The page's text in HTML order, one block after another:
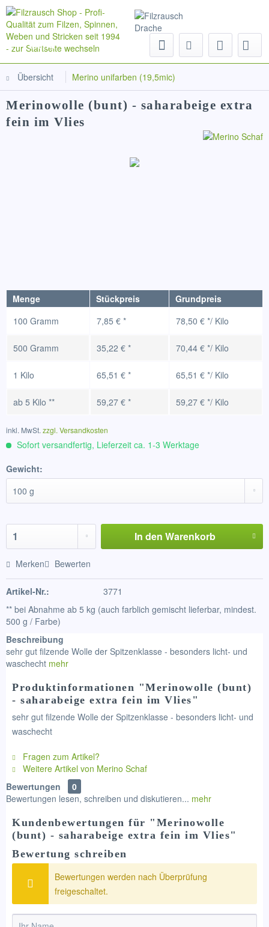
Menü
Übersicht Merino unifarben (19,5mic)
Merinowolle (bunt) - saharabeige extra
fein im Vlies
Menge Stückpreis
Grundpreis
100 Gramm
7,85 € * 78,50 € */ Kilo
500 Gramm 35,22 € * 70,44 € */ Kilo
1 Kilo 65,51 € * 65,51 € */ Kilo
ab 5 Kilo ** 59,27 € * 59,27 € */ Kilo
inkl. MwSt. zzgl. Versandkosten
Sofort versandfertig, Lieferzeit ca. 1-3 Werktage
Gewicht:
In den Warenkorb
Merken Bewerten
Artikel-Nr.:
3771
** bei Abnahme ab 5 kg (auch farblich gemischt lieferbar, mindest.
500 g / Farbe)
Beschreibung
sehr gut filzende Wolle der Spitzenklasse - besonders licht- und
waschecht mehr
Produktinformationen "Merinowolle (bunt)
- saharabeige extra fein im Vlies"
sehr gut filzende Wolle der Spitzenklasse - besonders licht- und
waschecht
Fragen zum Artikel?
Weitere Artikel von Merino Schaf
Bewertungen
0
Bewertungen lesen, schreiben und diskutieren... mehr
Kundenbewertungen für "Merinowolle
(bunt) - saharabeige extra fein im Vlies"
Bewertung schreiben
Bewertungen werden nach Überprüfung
freigeschaltet.